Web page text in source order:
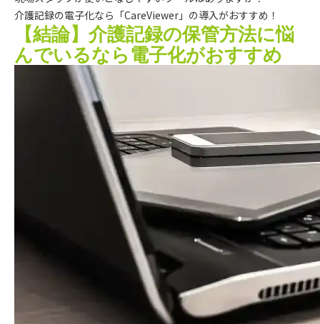
介護記録の電子化なら「CareViewer」の導入がおすすめ！
【結論】介護記録の保管方法に悩
んでいるなら電子化がおすすめ